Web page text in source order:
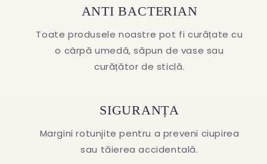
ANTI BACTERIAN
Toate produsele noastre pot fi curățate cu
o cârpă umedă, săpun de vase sau
curățător de sticlă.
SIGURANȚA
Margini rotunjite pentru a preveni ciupirea
sau tăierea accidentală.